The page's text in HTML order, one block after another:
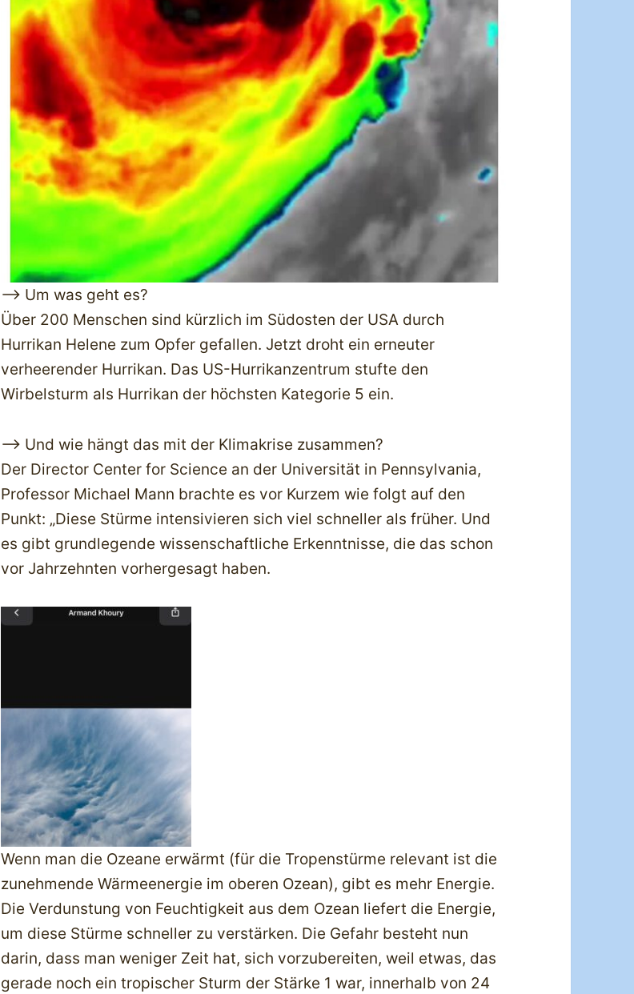
—> Um was geht es?
Über 200 Menschen sind kürzlich im Südosten der USA durch
Hurrikan Helene zum Opfer gefallen. Jetzt droht ein erneuter
verheerender Hurrikan. Das US-Hurrikanzentrum stufte den
Wirbelsturm als Hurrikan der höchsten Kategorie 5 ein.
—> Und wie hängt das mit der Klimakrise zusammen?
Der Director Center for Science an der Universität in Pennsylvania,
Professor Michael Mann brachte es vor Kurzem wie folgt auf den
Punkt: „Diese Stürme intensivieren sich viel schneller als früher. Und
es gibt grundlegende wissenschaftliche Erkenntnisse, die das schon
vor Jahrzehnten vorhergesagt haben.
Wenn man die Ozeane erwärmt (für die Tropenstürme relevant ist die
zunehmende Wärmeenergie im oberen Ozean), gibt es mehr Energie.
Die Verdunstung von Feuchtigkeit aus dem Ozean liefert die Energie,
um diese Stürme schneller zu verstärken. Die Gefahr besteht nun
darin, dass man weniger Zeit hat, sich vorzubereiten, weil etwas, das
gerade noch ein tropischer Sturm der Stärke 1 war, innerhalb von 24